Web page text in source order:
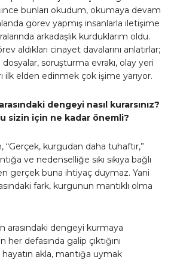
bunları okudum, okumaya devam
görev yapmış insanlarla iletişime
arkadaşlık kurduklarım oldu.
aldıkları cinayet davalarını anlatırlar;
dosyalar, soruşturma evrakı, olay yeri
ilk elden edinmek çok işime yarıyor.
dengeyi nasıl kurarsınız?
sizin için ne kadar önemli?
“Gerçek, kurgudan daha tuhaftır,”
ve nedenselliğe sıkı sıkıya bağlı
gerçek buna ihtiyaç duymaz. Yani
fark, kurgunun mantıklı olma
arasındaki dengeyi kurmaya
her defasında galip çıktığını
akla, mantığa uymak